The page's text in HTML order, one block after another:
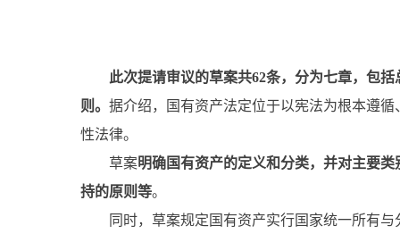
此次提请审议的草案共62条，分为七章，包
则。 据介绍，国有资产法定位于以宪法为根本遵
性法律。
草案明确国有资产的定义和分类，并对主要
持的原则等。
同时，草案规定国有资产实行国家统一所有与